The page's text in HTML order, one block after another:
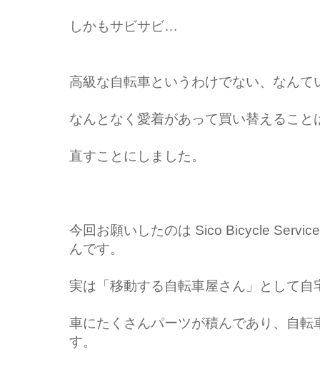
しかもサビサビ…
高級な自転車というわけでない、なん
なんとなく愛着があって買い替えること
直すことにしました。
今回お願いしたのは Sico Bicycle
んです。
実は「移動する自転車屋さん」として
車にたくさんパーツが積んであり、自
す。